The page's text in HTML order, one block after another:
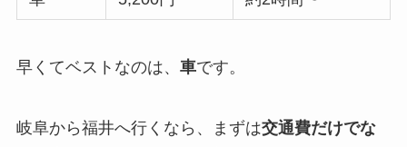
早くてベストなのは、 車です。
岐阜から福井へ行くなら、まずは交通費だけでな